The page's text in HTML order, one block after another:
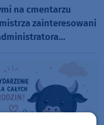
na cmentarzu
zainteresowani